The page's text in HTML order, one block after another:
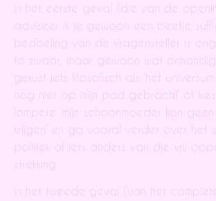
In het eerste geval (die van de
adviseer ik je gewoon een beetje
bedoeling van de vragensteller is
te zwaar, maar gewoon wat
gerust iets filosofisch als ‘het
nog niet op mijn pad gebracht’ of
lompere ‘mijn schoonmoeder kon geen
krijgen’ en ga
vooral verder over het
politiek of iets anders van die vrij
strekking.
In het tweede geval (van het